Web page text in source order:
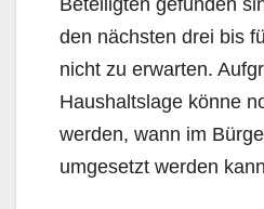
Beteiligten gefunden
den nächsten drei bis
nicht zu erwarten.
Haushaltslage könne
werden, wann im
umgesetzt werden